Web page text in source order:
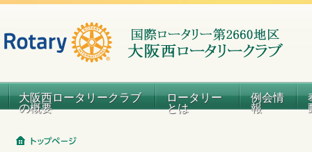
大阪西ロータリークラブ
の概要
ロータリー
とは
例会情
報